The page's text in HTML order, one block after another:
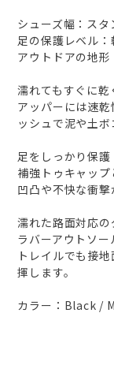
シューズ幅：スタ
足の保護レベル：
アウトドアの地
濡れてもすぐに乾
アッパーには速
ッシュで泥や土ボ
足をしっかり保護
補強トゥキャッ
凹凸や不快な衝撃
濡れた路面対応の
ラバーアウトソ
トレイルでも接
揮します。
カラー：Black /